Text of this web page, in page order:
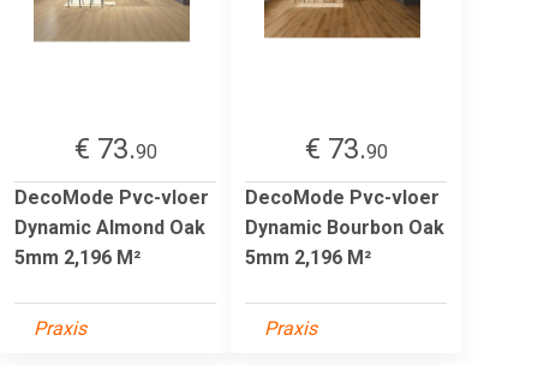
€ 73.90
DecoMode Pvc-vloer
Dynamic Almond Oak
5mm 2,196 M²
Praxis
€ 73.90
DecoMode Pvc-vloer
Dynamic Bourbon Oak
5mm 2,196 M²
Praxis